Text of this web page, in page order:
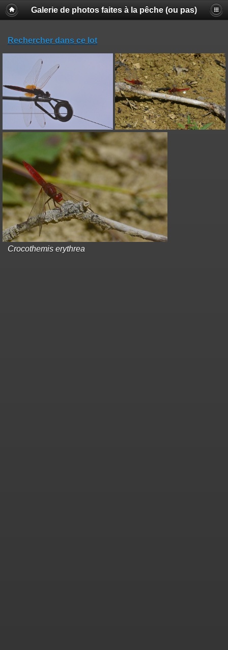
Galerie de photos faites à la pêche (ou pas)
Rechercher dans ce lot
Crocothemis erythrea